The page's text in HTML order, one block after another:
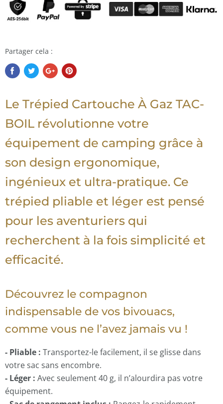
Partager cela :
Le Trépied Cartouche À Gaz TAC-
BOIL révolutionne votre
équipement de camping grâce à
son design ergonomique,
ingénieux et ultra-pratique. Ce
trépied pliable et léger est pensé
pour les aventuriers qui
recherchent à la fois simplicité et
efficacité.
Découvrez le compagnon
indispensable de vos bivouacs,
comme vous ne l’avez jamais vu !
- Pliable : Transportez-le facilement, il se glisse dans
votre sac sans encombre.
- Léger : Avec seulement 40 g, il n’alourdira pas votre
équipement.